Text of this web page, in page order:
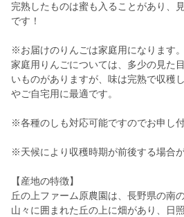
完熟したものは蜜も入ることがあり、
です！
※お届けのりんごは家庭用になります。
家庭用りんごについては、多少の見た
いものがありますが、味は完熟で収穫
やご自宅用に最適です。
※各種のしも対応可能ですのでお申し付
※天候により収穫時期が前後する場合が
【産地の特徴】
丘の上ファーム原農園は、長野県の南
山々に囲まれた丘の上に畑があり、日